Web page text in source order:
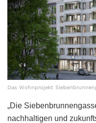
Das Wohnprojekt
„Die
nachhaltigen und